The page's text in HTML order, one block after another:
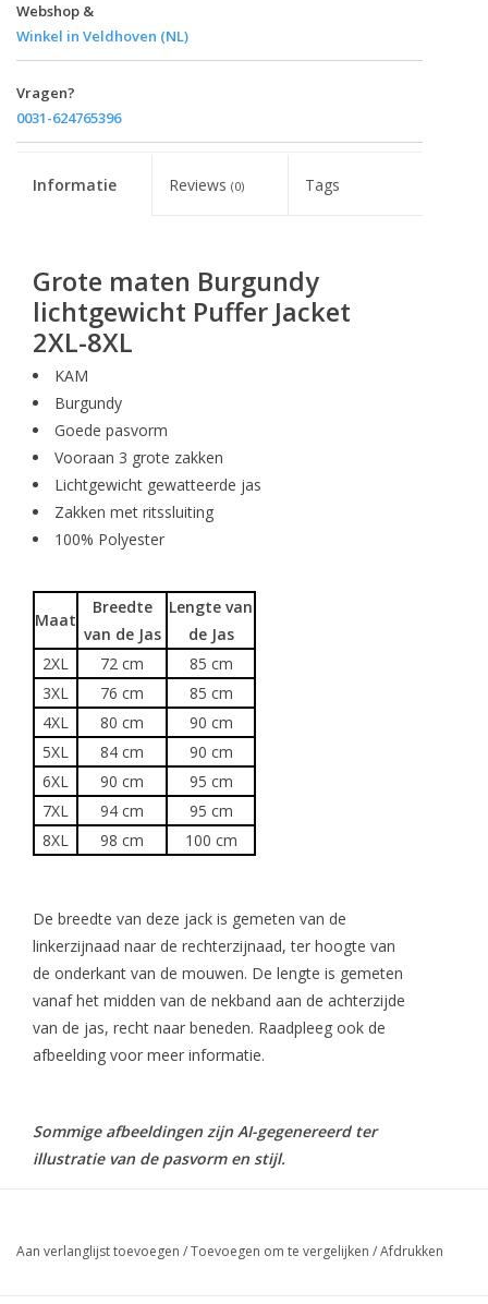
Webshop &
Winkel in Veldhoven (NL)
Vragen?
0031-624765396
Informatie Reviews(0) Tags
Grote maten Burgundy
lichtgewicht Puffer Jacket
2XL-8XL
KAM
Burgundy
Goede pasvorm
Vooraan 3 grote zakken
Lichtgewicht gewatteerde jas
Zakken met ritssluiting
100% Polyester
Maat
Breedte
van de Jas
Lengte van
de Jas
2XL
72 cm
85 cm
3XL
76 cm
85 cm
4XL
80 cm
90 cm
5XL
84 cm
90 cm
6XL
90 cm
95 cm
7XL
94 cm
95 cm
8XL
98 cm 100 cm
De breedte van deze jack is gemeten van de
linkerzijnaad naar de rechterzijnaad, ter hoogte van
de onderkant van de mouwen. De lengte is gemeten
vanaf het midden van de nekband aan de achterzijde
van de jas, recht naar beneden. Raadpleeg ook de
afbeelding voor meer informatie.
Sommige afbeeldingen zijn AI-gegenereerd ter
illustratie van de pasvorm en stijl.
Aan verlanglijst toevoegen /Toevoegen om te vergelijken /Afdrukken